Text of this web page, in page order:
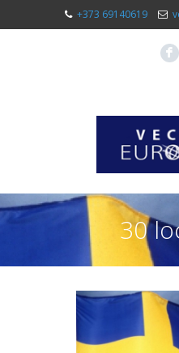
+373 69140619
F
30